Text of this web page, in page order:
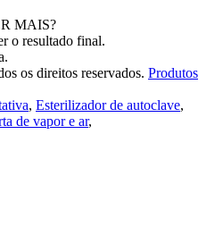
MAIS?
o resultado final.
os direitos reservados. Produtos
, Esterilizador de autoclave,
de vapor e ar,